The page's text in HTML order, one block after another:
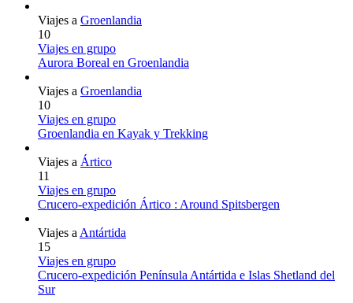
Viajes a Groenlandia
10
Viajes en grupo
Aurora Boreal en Groenlandia
Viajes a Groenlandia
10
Viajes en grupo
Groenlandia en Kayak y Trekking
Viajes a Ártico
11
Viajes en grupo
Crucero-expedición Ártico : Around Spitsbergen
Viajes a Antártida
15
Viajes en grupo
Crucero-expedición Península Antártida e Islas Shetland del
Sur